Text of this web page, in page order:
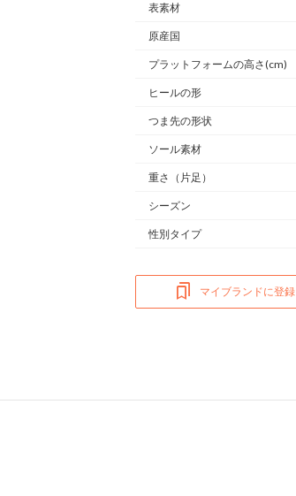
表素材
原産国
プラットフォームの高さ(cm)
ヒールの形
つま先の形状
ソール素材
重さ （片足）
シーズン
性別タイプ
マイブランドに登録